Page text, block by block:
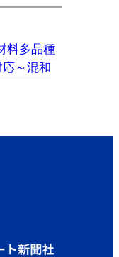
料多品種
～混和